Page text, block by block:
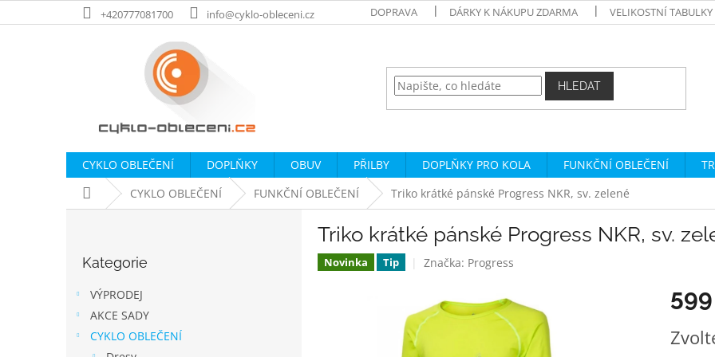
na
+420777081700 info@cyklo-obleceni.cz DOPRAVA DÁRKY K NÁKUPU ZDARMA VELIKOSTNÍ TABULKY
HLEDAT
CYKLO OBLEČENÍ DOPLŇKY OBUV PŘILBY DOPLŇKY PRO KOLA FUNKČNÍ OBLEČENÍ
Domů CYKLO OBLEČENÍ FUNKČNÍ OBLEČENÍ Triko krátké pánské Progress NKR, sv. zelené
kategorie
Kategorie
VÝPRODEJ
AKCE SADY
CYKLO OBLEČENÍ
Triko krátké pánské Progress NKR, sv.
Novinka Tip Značka: Progress
cena: